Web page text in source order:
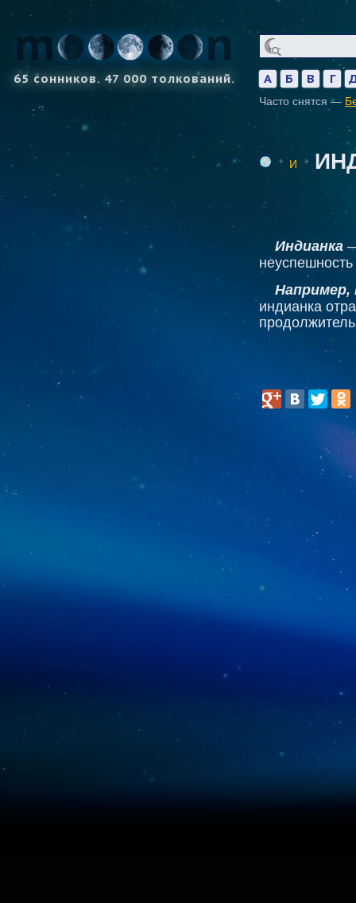
65 сонников. 47 000 толкований. А Б В Г
Часто снятся —
И
Индианка
Например,
индианка